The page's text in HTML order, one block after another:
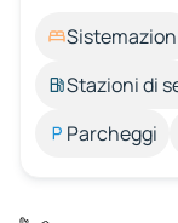
Stazioni di
Parcheggi